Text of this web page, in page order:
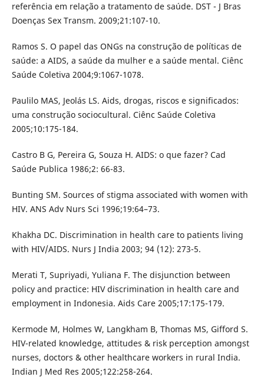
referência em relação a tratamento de saúde. DST - J Bras
Doenças Sex Transm. 2009;21:107-10.
Ramos S. O papel das ONGs na construção de políticas de
saúde: a AIDS, a saúde da mulher e a saúde mental. Ciênc
Saúde Coletiva 2004;9:1067-1078.
Paulilo MAS, Jeolás LS. Aids, drogas, riscos e significados:
uma construção sociocultural. Ciênc Saúde Coletiva
2005;10:175-184.
Castro B G, Pereira G, Souza H. AIDS: o que fazer? Cad
Saúde Publica 1986;2: 66-83.
Bunting SM. Sources of stigma associated with women with
HIV. ANS Adv Nurs Sci 1996;19:64–73.
Khakha DC. Discrimination in health care to patients living
with HIV/AIDS. Nurs J India 2003; 94 (12): 273-5.
Merati T, Supriyadi, Yuliana F. The disjunction between
policy and practice: HIV discrimination in health care and
employment in Indonesia. Aids Care 2005;17:175-179.
Kermode M, Holmes W, Langkham B, Thomas MS, Gifford S.
HIV-related knowledge, attitudes & risk perception amongst
nurses, doctors & other healthcare workers in rural India.
Indian J Med Res 2005;122:258-264.